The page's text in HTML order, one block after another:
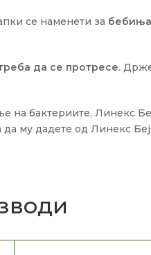
се наменети за
да се протресе.
на бактериите, Линекс
му дадете од Линекс